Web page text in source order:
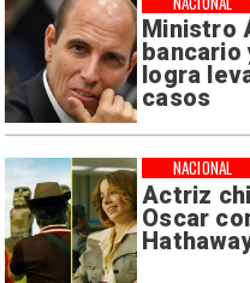
Ministro
bancario
logra
casos
Actriz
Oscar
NACIONAL